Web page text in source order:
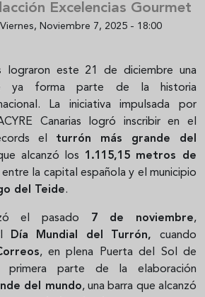
Excelencias Gourmet
Viernes, Noviembre 7, 2025 - 18:00
lograron este 21 de diciembre una
ya forma parte de la historia
La iniciativa impulsada por
Canarias logró inscribir en el
el turrón más grande del
alcanzó los 1.115,15 metros de
la capital española y el municipio
del Teide.
el pasado 7 de noviembre,
Día Mundial del Turrón,cuando
, en plena Puerta del Sol de
primera parte de la elaboración
del mundo, una barra que alcanzó